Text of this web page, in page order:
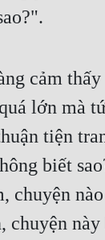
cảm
lớn mà
tiện
biết